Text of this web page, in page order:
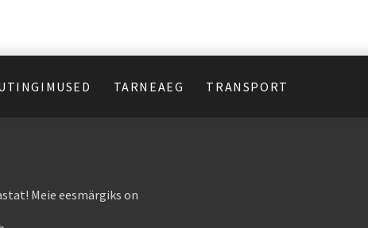
TARNEAEG TRANSPORT
Meie eesmärgiks on